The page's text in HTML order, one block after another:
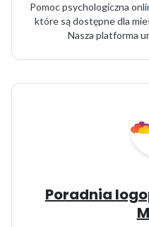
Pomoc psychologiczna
które są dostępne dla
Nasza platforma
Poradnia